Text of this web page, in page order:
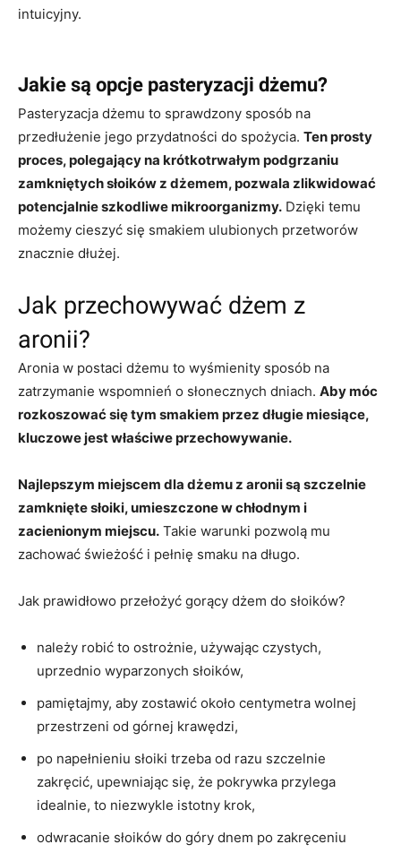
intuicyjny.
Jakie są opcje pasteryzacji dżemu?
Pasteryzacja dżemu to sprawdzony sposób na
przedłużenie jego przydatności do spożycia. Ten prosty
proces, polegający na krótkotrwałym podgrzaniu
zamkniętych słoików z dżemem, pozwala zlikwidować
potencjalnie szkodliwe mikroorganizmy. Dzięki temu
możemy cieszyć się smakiem ulubionych przetworów
znacznie dłużej.
Jak przechowywać dżem z
aronii?
Aronia w postaci dżemu to wyśmienity sposób na
zatrzymanie wspomnień o słonecznych dniach. Aby móc
rozkoszować się tym smakiem przez długie miesiące,
kluczowe jest właściwe przechowywanie.
Najlepszym miejscem dla dżemu z aronii są szczelnie
zamknięte słoiki, umieszczone w chłodnym i
zacienionym miejscu. Takie warunki pozwolą mu
zachować świeżość i pełnię smaku na długo.
Jak prawidłowo przełożyć gorący dżem do słoików?
należy robić to ostrożnie, używając czystych,
uprzednio wyparzonych słoików,
pamiętajmy, aby zostawić około centymetra wolnej
przestrzeni od górnej krawędzi,
po napełnieniu słoiki trzeba od razu szczelnie
zakręcić, upewniając się, że pokrywka przylega
idealnie, to niezwykle istotny krok,
odwracanie słoików do góry dnem po zakręceniu